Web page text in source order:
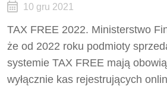
10 gru 2021
TAX FREE 2022. Ministerstwo
że od 2022 roku podmioty
systemie TAX FREE mają
wyłącznie kas rejestrujących